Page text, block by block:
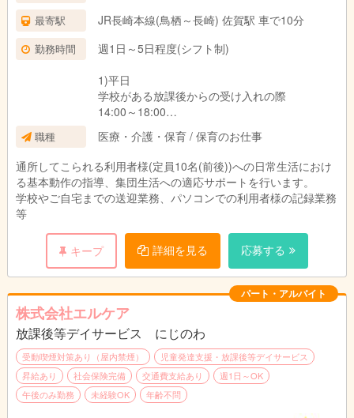
最寄駅 JR長崎本線(鳥栖～長崎) 佐賀駅 車で10分
勤務時間
週1日～5日程度(シフト制)
1)平日
学校がある放課後からの受け入れの際
14:00～18:00
2)休業日
学校がお休みの土曜日、長期休暇(春、夏、冬休
み等)代休や臨時休校等
9:30～17:30
職種
医療・介護・保育 / 保育のお仕事
通所してこられる利用者様(定員10名(前後))への日常生活におけ
る基本動作の指導、集団生活への適応サポートを行います。
学校やご自宅までの送迎業務、パソコンでの利用者様の記録業務
等
キープ 詳細を見る 応募する
パート・アルバイト
株式会社エルケア
放課後等デイサービス にじのわ
受動喫煙対策あり（屋内禁煙）
児童発達支援・放課後等デイサービス
昇給あり
社会保険完備 交通費支給あり
週1日～OK
午後のみ勤務
未経験OK 年齢不問